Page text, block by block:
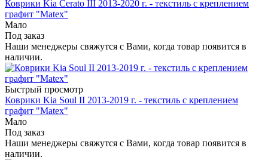
Коврики Kia Cerato III 2013-2020 г. - текстиль с креплением
графит "Matex"
Мало
Под заказ
Наши менеджеры свяжутся с Вами, когда товар появится в
наличии.
Быстрый просмотр
Коврики Kia Soul II 2013-2019 г. - текстиль с креплением
графит "Matex"
Мало
Под заказ
Наши менеджеры свяжутся с Вами, когда товар появится в
наличии.